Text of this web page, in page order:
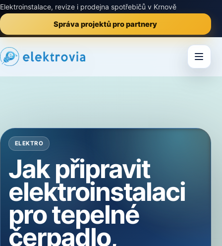
Elektroinstalace, revize i prodejna spotřebičů v Krnově
Správa projektů pro partnery
ELEKTRO
Jak připravit
elektroinstalaci
pro tepelné
čerpadlo,